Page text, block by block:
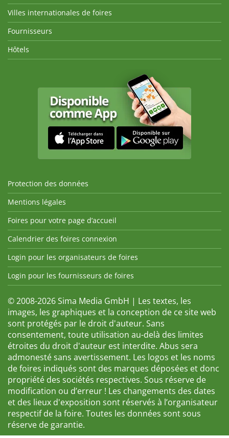
Villes internationales de foires
Fournisseurs
Hôtels
Protection des données
Mentions légales
Foires pour votre page d’accueil
Calendrier des foires connexion
Login pour les organisateurs de foires
Login pour les fournisseurs de foires
© 2008-2026 Sima Media GmbH | Les textes, les
images, les graphiques et la conception de ce site web
sont protégés par le droit d'auteur. Sans
consentement, toute utilisation au-delà des limites
étroites du droit d'auteur est interdite. Abus sera
admonesté sans avertissement. Les logos et les noms
de foires indiqués sont des marques déposées et donc
propriété des sociétés respectives. Sous réserve de
modification ou d’erreur ! Les changements des dates
et des lieux d'exposition sont réservés à l’organisateur
respectif de la foire. Toutes les données sont sous
réserve de garantie.